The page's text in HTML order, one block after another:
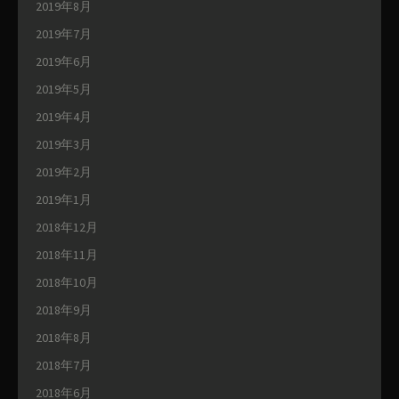
2019年8月
2019年7月
2019年6月
2019年5月
2019年4月
2019年3月
2019年2月
2019年1月
2018年12月
2018年11月
2018年10月
2018年9月
2018年8月
2018年7月
2018年6月